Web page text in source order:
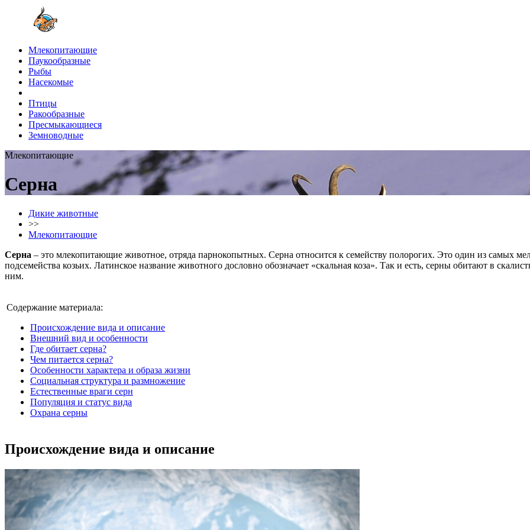
Млекопитающие
Паукообразные
Рыбы
Насекомые
Птицы
Ракообразные
Пресмыкающиеся
Земноводные
Млекопитающие
Серна
Дикие животные
>>
Млекопитающие
Серна – это млекопитающие животное, отряда парнокопытных. Серна относится к семейству полорогих. Это один из самых
подсемейства козьих. Латинское название животного дословно обозначает «скальная коза». Так и есть, серны обитают в
ним.
Содержание материала:
Происхождение вида и описание
Внешний вид и особенности
Где обитает серна?
Чем питается серна?
Особенности характера и образа жизни
Социальная структура и размножение
Естественные враги серн
Популяция и статус вида
Охрана серны
Происхождение вида и описание